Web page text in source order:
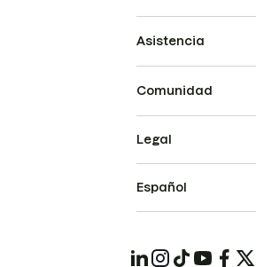
Asistencia
Comunidad
Legal
Español